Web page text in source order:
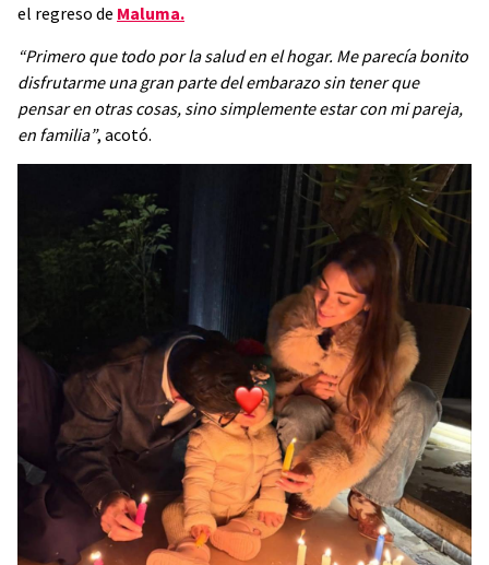
el regreso de Maluma.
“Primero que todo por la salud en el hogar. Me parecía bonito
disfrutarme una gran parte del embarazo sin tener que
pensar en otras cosas, sino simplemente estar con mi pareja,
en familia”, acotó.